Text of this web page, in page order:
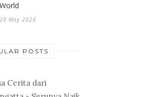
World
29 May 2026
POSTS
Cerita dari